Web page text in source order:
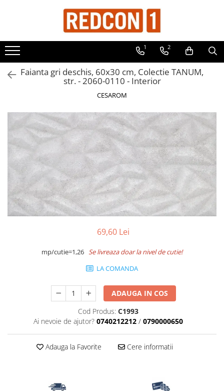
Toate Produsele
Materiale de constructii
Adezivi, mortare si tencuieli
Dibluri cu șurub
Echipamente de protectie
Grund pentru tencuiala decorativa
Placi gips carton
Roabe si Betoniere
Sisteme Gips-Carton
Suruburi
Tencuiala decorativa
Accesorii pentru termosistem
Vata bazaltica
Vata minerala bazaltica
Vopsea lavabila pentru exterior
1 2
Faianta gri deschis, 60x30 cm, Colectie TANUM,
str. - 2060-0110 - Interior
CESAROM
69,60 Lei
mp/cutie=1,26 Se livreaza doar la nivel de cutie!
LA COMANDA
ADAUGA IN COS
Cod Produs: C1993
Ai nevoie de ajutor? 0740212212 / 0790000650
Adauga la Favorite Cere informatii